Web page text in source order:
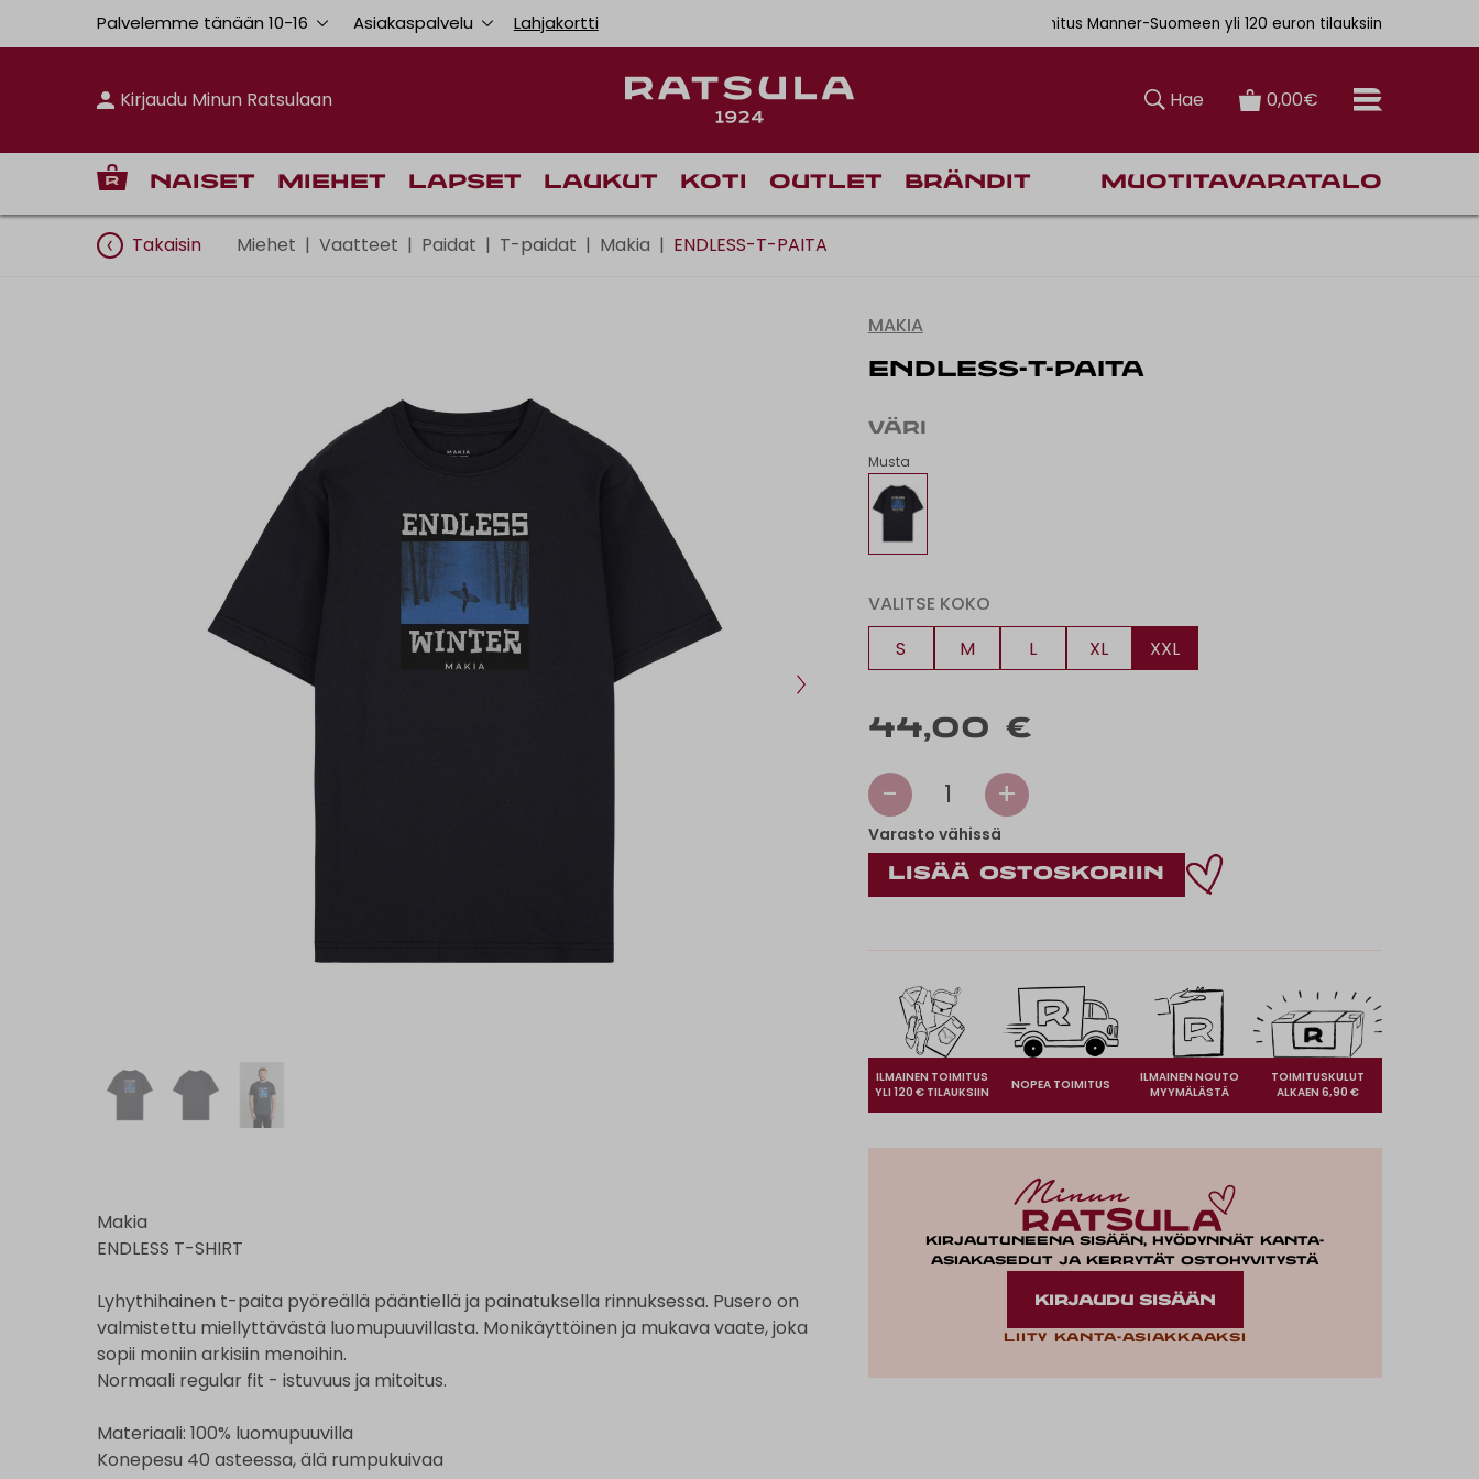
Palvelemme tänään 10-16 Asiakaspalvelu Lahjakortti Ilmainen toimitus Manner-Suomeen yli 120 euron tilauksiin
Kirjaudu Minun Ratsulaan Hae 0,00€
Naiset Miehet Lapset Laukut Koti Outlet Brändit Muotitavaratalo
Takaisin Miehet | Vaatteet | Paidat | T-paidat | Makia | ENDLESS-T-PAITA
Makia
ENDLESS T-SHIRT
Lyhythihainen t-paita pyöreällä pääntiellä ja painatuksella rinnuksessa. Pusero on
valmistettu miellyttävästä luomupuuvillasta. Monikäyttöinen ja mukava vaate, joka
sopii moniin arkisiin menoihin.
Normaali regular fit - istuvuus ja mitoitus.
Materiaali: 100% luomupuuvilla
Konepesu 40 asteessa, älä rumpukuivaa
MAKIA
ENDLESS-T-PAITA
VÄRI
Musta
VALITSE KOKO
S
M L XL XXL
44,00 €
- 1 +
Varasto vähissä
ILMAINEN TOIMITUS
YLI 120 € TILAUKSIIN
NOPEA TOIMITUS
ILMAINEN NOUTO
MYYMÄLÄSTÄ
TOIMITUSKULUT
ALKAEN 6,90 €
Kirjautuneena sisään, hyödynnät kanta-
asiakasedut ja kerrytät ostohyvitystä
KIRJAUDU SISÄÄN
Liity kanta-asiakkaaksi